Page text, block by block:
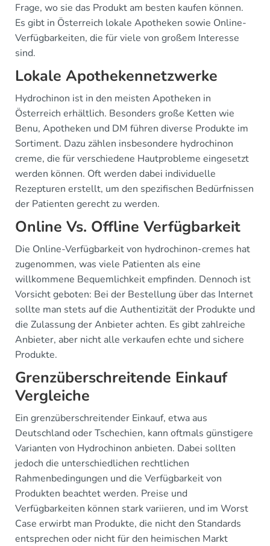
Frage, wo sie das Produkt am besten kaufen können.
Es gibt in Österreich lokale Apotheken sowie Online-
Verfügbarkeiten, die für viele von großem Interesse
sind.
Lokale Apothekennetzwerke
Hydrochinon ist in den meisten Apotheken in
Österreich erhältlich. Besonders große Ketten wie
Benu, Apotheken und DM führen diverse Produkte im
Sortiment. Dazu zählen insbesondere hydrochinon
creme, die für verschiedene Hautprobleme eingesetzt
werden können. Oft werden dabei individuelle
Rezepturen erstellt, um den spezifischen Bedürfnissen
der Patienten gerecht zu werden.
Online Vs. Offline Verfügbarkeit
Die Online-Verfügbarkeit von hydrochinon-cremes hat
zugenommen, was viele Patienten als eine
willkommene Bequemlichkeit empfinden. Dennoch ist
Vorsicht geboten: Bei der Bestellung über das Internet
sollte man stets auf die Authentizität der Produkte und
die Zulassung der Anbieter achten. Es gibt zahlreiche
Anbieter, aber nicht alle verkaufen echte und sichere
Produkte.
Grenzüberschreitende Einkauf
Vergleiche
Ein grenzüberschreitender Einkauf, etwa aus
Deutschland oder Tschechien, kann oftmals günstigere
Varianten von Hydrochinon anbieten. Dabei sollten
jedoch die unterschiedlichen rechtlichen
Rahmenbedingungen und die Verfügbarkeit von
Produkten beachtet werden. Preise und
Verfügbarkeiten können stark variieren, und im Worst
Case erwirbt man Produkte, die nicht den Standards
entsprechen oder nicht für den heimischen Markt